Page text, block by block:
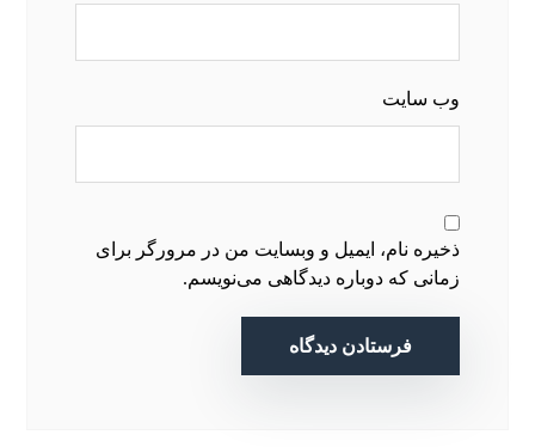
وب‌ سایت
ذخیره نام، ایمیل و وبسایت من در مرورگر برای
زمانی که دوباره دیدگاهی می‌نویسم.
فرستادن دیدگاه